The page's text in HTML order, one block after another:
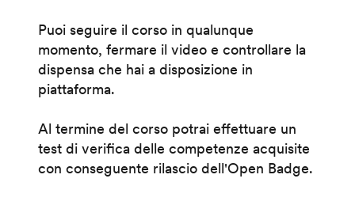
Puoi seguire il corso in qualunque
momento, fermare il video e controllare la
dispensa che hai a disposizione in
piattaforma.
Al termine del corso potrai effettuare un
test di verifica delle competenze acquisite
con conseguente rilascio dell'Open Badge.